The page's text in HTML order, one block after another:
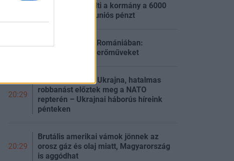
Kiderült, mire költi a kormány a 6000
milliárd forintos uniós pénzt
20:39
Rendkívüli lépés Romániában:
beindítják a szénerőműveket
20:29
Elitklubba lép be Ukrajna, hatalmas
robbanást előztek meg a NATO
repterén – Ukrajnai háborús híreink
pénteken
20:29
Brutális amerikai vámok jönnek az
orosz gáz és olaj miatt, Magyarország
is aggódhat